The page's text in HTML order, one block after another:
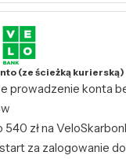
(ze ścieżką kurierską)
prowadzenie konta
540 zł na
start za zalogowanie